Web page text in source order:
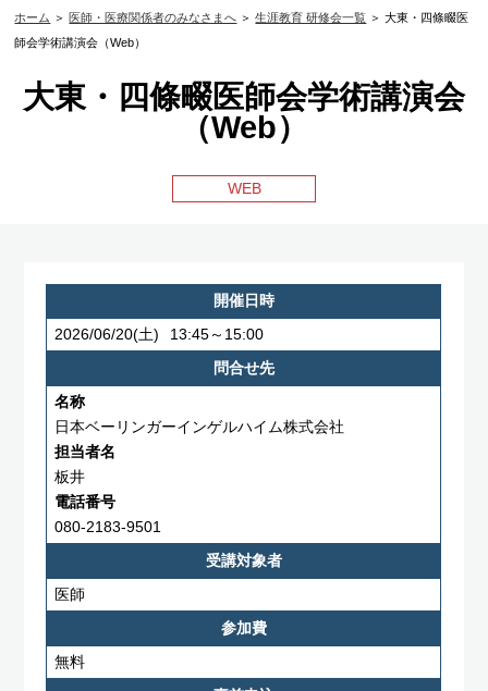
ホーム ＞医師・医療関係者のみなさまへ ＞生涯教育 研修会一覧 ＞ 大東・四條畷医
師会学術講演会（Web）
大東・四條畷医師会学術講演会
（Web）
WEB
開催日時
2026/06/20(土)
13:45～15:00
問合せ先
名称
日本ベーリンガーインゲルハイム株式会社
担当者名
板井
電話番号
080-2183-9501
受講対象者
医師
参加費
無料